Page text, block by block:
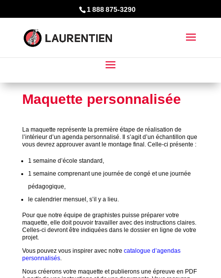
1 888 875-3290
Maquette personnalisée
La maquette représente la première étape de réalisation de
l’intérieur d’un agenda personnalisé. Il s’agit d’un échantillon que
vous devrez approuver avant le montage final. Celle-ci présente :
1 semaine d’école standard,
1 semaine comprenant une journée de congé et une journée
pédagogique,
le calendrier mensuel, s’il y a lieu.
Pour que notre équipe de graphistes puisse préparer votre
maquette, elle doit pouvoir travailler avec des instructions claires.
Celles-ci devront être indiquées dans le dossier en ligne de votre
projet.
Vous pouvez vous inspirer avec notre catalogue d’agendas
personnalisés.
Nous créerons votre maquette et publierons une épreuve en PDF